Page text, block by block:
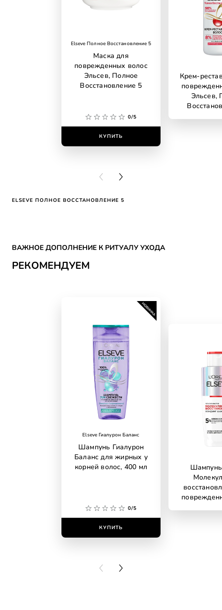
Elseve Полное Восстановление 5
Маска для
поврежденных волос
Эльсев, Полное
Восстановление 5
0/5
КУПИТЬ
Крем-
Эльсев,
PREVIOUS CARD
NEXT CARD
ELSEVE ПОЛНОЕ ВОССТАНОВЛЕНИЕ 5
РЕКОМЕНДУЕМ
ВАЖНОЕ ДОПОЛНЕНИЕ К РИТУАЛУ УХОДА
Elseve Гиалурон Баланс
Шампунь Гиалурон
Баланс для жирных у
корней волос, 400 мл
0/5
КУПИТЬ
Шампунь
PREVIOUS CARD
NEXT CARD